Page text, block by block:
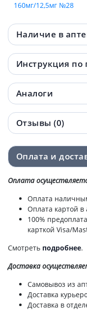
160мг/12,5мг №28
Наличие в
Инструкция
Аналоги
Отзывы (0)
Оплата и
Оплата
Оплата
Оплата картой в
100%
карткой Visa/
Смотреть подробнее.
Доставка
Самовывоз из
Доставка
Доставка в